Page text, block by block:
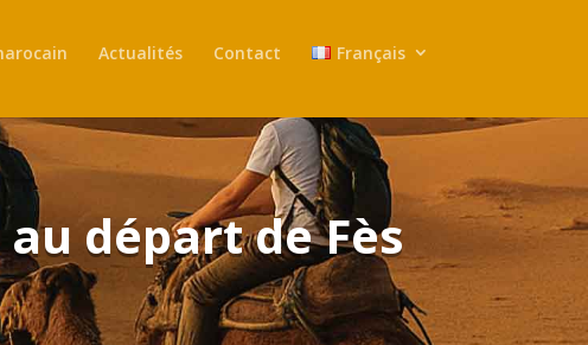
Actualités Contact Français
départ de Fès